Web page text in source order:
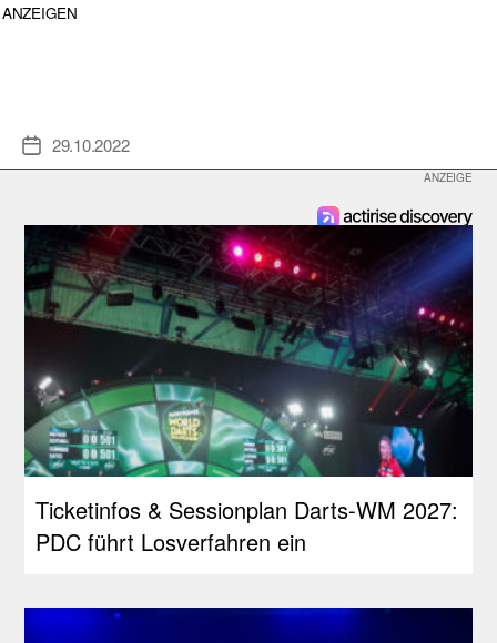
ANZEIGEN
Veröffentlichungsdatum
29.10.2022
Ticketinfos & Sessionplan Darts-WM 2027:
PDC führt Losverfahren ein